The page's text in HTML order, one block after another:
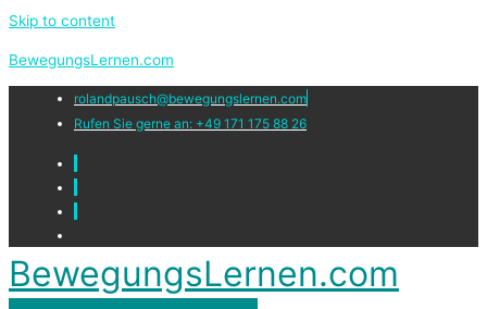
Skip to content
BewegungsLernen.com
rolandpausch@bewegungslernen.com
Rufen Sie gerne an: +49 171 175 88 26
BewegungsLernen.com